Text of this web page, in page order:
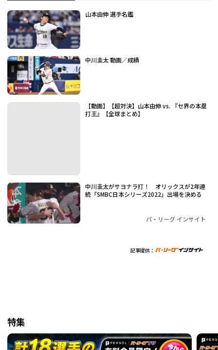
山本由伸 選手名鑑
中川圭太 動画／成績
【動画】【超対決】山本由伸 vs. 『セ界の本塁
打王』【全球まとめ】
中川圭太がサヨナラ打！ オリックスが2年連
続「SMBC日本シリーズ2022」出場を決める
パ・リーグ インサイト
記事提供：
特集